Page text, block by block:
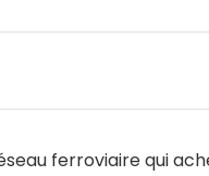
ferroviaire qui